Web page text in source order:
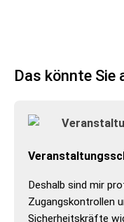
Das könnte Sie
Deshalb sind mir
Zugangskontrollen
Sicherheitskräfte